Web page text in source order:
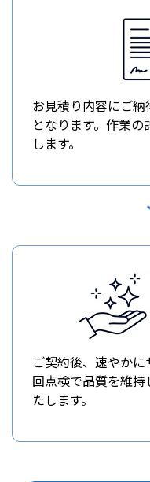
お見積り内容にご
となります。作業
します。
ご契約後、速やか
回点検で品質を維
たします。